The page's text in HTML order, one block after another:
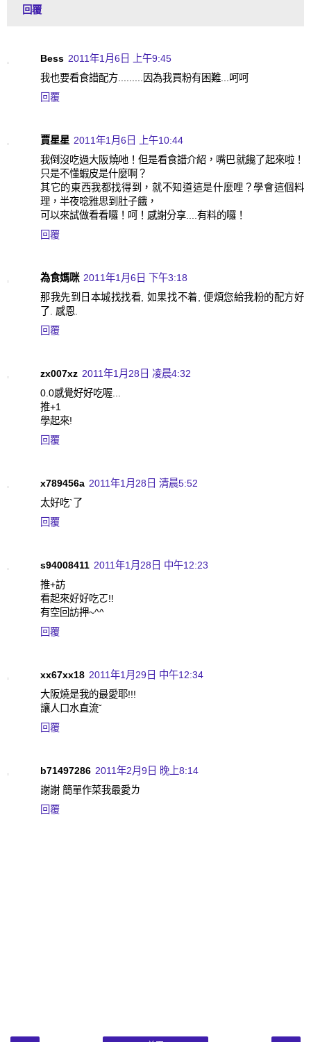
回覆
Bess 2011年1月6日 上午9:45
我也要看食譜配方.........因為我買粉有困難...呵呵
回覆
賈星星 2011年1月6日 上午10:44
我倒沒吃過大阪燒吔！但是看食譜介紹，嘴巴就饞了起來啦！
只是不懂蝦皮是什麼啊？
其它的東西我都找得到，就不知道這是什麼哩？學會這個料
理，半夜唸雅思到肚子餓，
可以來試做看看囉！呵！感謝分享....有料的囉！
回覆
為食媽咪 2011年1月6日 下午3:18
那我先到日本城找找看, 如果找不着, 便煩您給我粉的配方好
了. 感恩.
回覆
zx007xz 2011年1月28日 凌晨4:32
0.0感覺好好吃喔...
推+1
學起來!
回覆
x789456a 2011年1月28日 清晨5:52
太好吃ˋ了
回覆
s94008411 2011年1月28日 中午12:23
推+訪
看起來好好吃ㄛ!!
有空回訪押~^^
回覆
xx67xx18 2011年1月29日 中午12:34
大阪燒是我的最愛耶!!!
讓人口水直流ˇ
回覆
b71497286 2011年2月9日 晚上8:14
謝謝 簡單作菜我最愛ㄌ
回覆